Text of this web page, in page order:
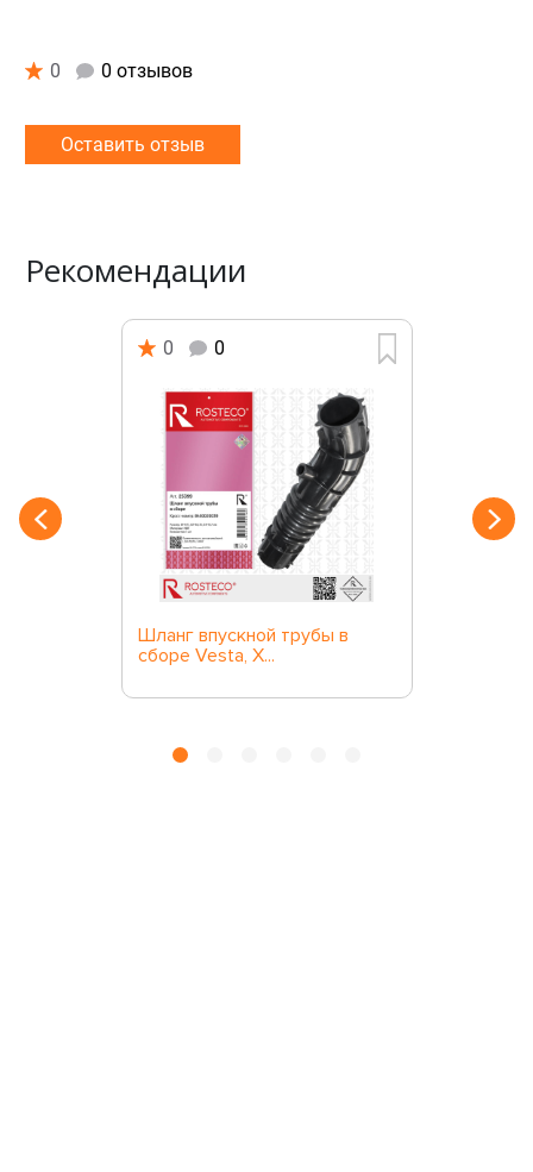
0 0 отзывов
Оставить отзыв
Рекомендации
0 0
Шланг впускной трубы в
сборе Vesta, X...